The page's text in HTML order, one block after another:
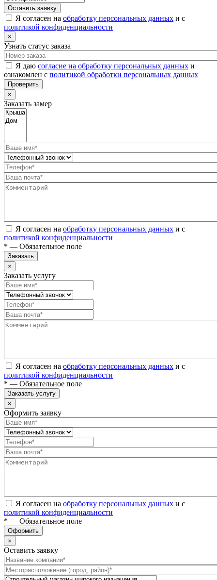
Оставить заявку
Я согласен на обработку персональных данных и с
политикой конфиденциальности
×
Узнать статус заказа
Я даю согласие на обработку персональных данных и
ознакомлен с политикой обработки персональных данных
Проверить
×
Заказать замер
Я согласен на обработку персональных данных и с
политикой конфиденциальности
* — Обязательное поле
Заказать
×
Заказать услугу
Я согласен на обработку персональных данных и с
политикой конфиденциальности
* — Обязательное поле
Заказать услугу
×
Оформить заявку
Я согласен на обработку персональных данных и с
политикой конфиденциальности
* — Обязательное поле
Оформить
×
Оставить заявку